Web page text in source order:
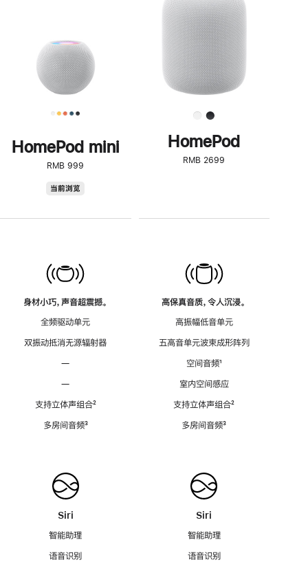
HomePod mini
RMB 999
当前浏览
身材小巧，声音超震撼。
全频驱动单元
双振动抵消无源辐射器
—
—
支持立体声组合脚
²
多房间音频脚
³
Siri
智能助理
语音识别
了
解
HomePod<
HomePod
RMB 2699
高保真音质，令人沉浸。
高振幅低音单元
五高音单元波束成形阵列
空间音频脚
¹
室内空间感应
支持立体声组合脚
²
多房间音频脚
³
Siri
智能助理
语音识别